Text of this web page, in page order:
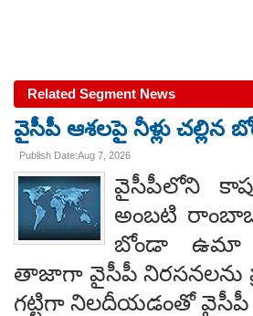
Related Segment News
వైసీపీ ఆశలపై నీళ్లు చల్లిన
Publish Date:Aug 7, 2026
వైసీపీలోని
అంబటి
బోండా ఉమా
తాజాగా వైసీపీ నిరసనలను
గట్టిగా నిలదీయడంతో